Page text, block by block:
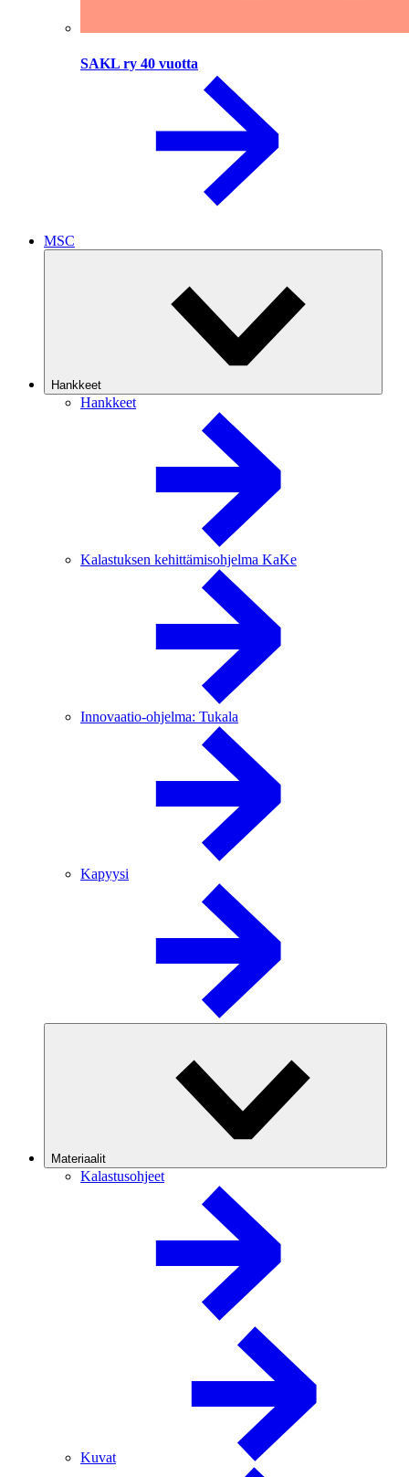
SAKL ry 40 vuotta
MSC
Hankkeet
Hankkeet
Kalastuksen kehittämisohjelma KaKe
Innovaatio-ohjelma: Tukala
Kapyysi
Materiaalit
Kalastusohjeet
Kuvat